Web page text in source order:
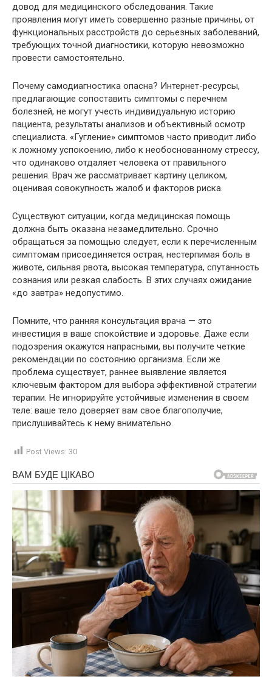
довод для медицинского обследования. Такие
проявления могут иметь совершенно разные причины, от
функциональных расстройств до серьезных заболеваний,
требующих точной диагностики, которую невозможно
провести самостоятельно.
Почему самодиагностика опасна? Интернет-ресурсы,
предлагающие сопоставить симптомы с перечнем
болезней, не могут учесть индивидуальную историю
пациента, результаты анализов и объективный осмотр
специалиста. «Гугление» симптомов часто приводит либо
к ложному успокоению, либо к необоснованному стрессу,
что одинаково отдаляет человека от правильного
решения. Врач же рассматривает картину целиком,
оценивая совокупность жалоб и факторов риска.
Существуют ситуации, когда медицинская помощь
должна быть оказана незамедлительно. Срочно
обращаться за помощью следует, если к перечисленным
симптомам присоединяется острая, нестерпимая боль в
животе, сильная рвота, высокая температура, спутанность
сознания или резкая слабость. В этих случаях ожидание
«до завтра» недопустимо.
Помните, что ранняя консультация врача — это
инвестиция в ваше спокойствие и здоровье. Даже если
подозрения окажутся напрасными, вы получите четкие
рекомендации по состоянию организма. Если же
проблема существует, раннее выявление является
ключевым фактором для выбора эффективной стратегии
терапии. Не игнорируйте устойчивые изменения в своем
теле: ваше тело доверяет вам свое благополучие,
прислушивайтесь к нему внимательно.
Post Views: 30